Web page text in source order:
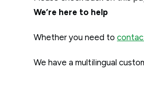
We’re here to help
Whether you need to
We have a multilingual